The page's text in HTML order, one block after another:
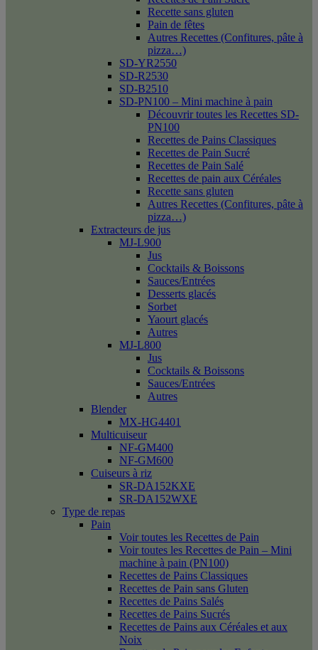
Recette sans gluten
Pain de fêtes
Autres Recettes (Confitures, pâte à
pizza…)
SD-YR2550
SD-R2530
SD-B2510
SD-PN100 – Mini machine à pain
Découvrir toutes les Recettes SD-
PN100
Recettes de Pains Classiques
Recettes de Pain Sucré
Recettes de Pain Salé
Recettes de pain aux Céréales
Recette sans gluten
Autres Recettes (Confitures, pâte à
pizza…)
Extracteurs de jus
MJ-L900
Jus
Cocktails & Boissons
Sauces/Entrées
Desserts glacés
Sorbet
Yaourt glacés
Autres
MJ-L800
Jus
Cocktails & Boissons
Sauces/Entrées
Autres
Blender
MX-HG4401
Multicuiseur
NF-GM400
NF-GM600
Cuiseurs à riz
SR-DA152KXE
SR-DA152WXE
Type de repas
Pain
Voir toutes les Recettes de Pain
Voir toutes les Recettes de Pain – Mini
machine à pain (PN100)
Recettes de Pains Classiques
Recettes de Pain sans Gluten
Recettes de Pains Salés
Recettes de Pains Sucrés
Recettes de Pains aux Céréales et aux
Noix